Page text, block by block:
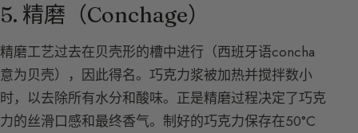
5. 精磨（Conchage）
精磨工艺过去在贝壳形的槽中进行（西班牙语concha
意为贝壳），因此得名。巧克力浆被加热并搅拌数小
时，以去除所有水分和酸味。正是精磨过程决定了巧克
力的丝滑口感和最终香气。制好的巧克力保存在50°C